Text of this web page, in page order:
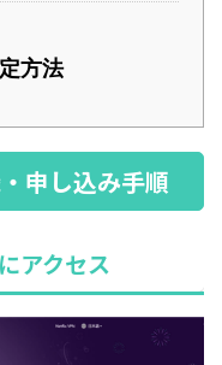
方法
申し込み手順
アクセス